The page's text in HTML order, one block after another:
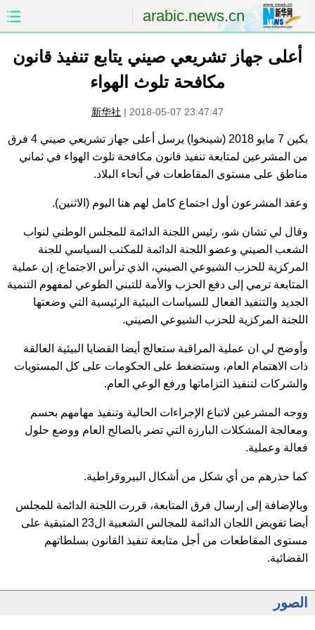
arabic.news.cn
الصين الصفحة الأولى
الشرق الأوسط العالم
العلوم والصحة الثقافة والتعليم
الرياضة السياحة والبيئة
مؤتمر صحفى للخارجية الصور
أعلى جهاز تشريعي صيني يتابع تنفيذ قانون
مكافحة تلوث الهواء
新华社 | 2018-05-07 23:47:47
بكين 7 مايو 2018 (شينخوا) يرسل أعلى جهاز تشريعي صيني 4 فرق
من المشرعين لمتابعة تنفيذ قانون مكافحة تلوث الهواء في ثماني
مناطق على مستوى المقاطعات في أنحاء البلاد.
وعقد المشرعون أول اجتماع كامل لهم هنا اليوم (الاثنين).
وقال لي تشان شو، رئيس اللجنة الدائمة للمجلس الوطني لنواب
الشعب الصيني وعضو اللجنة الدائمة للمكتب السياسي للجنة
المركزية للحزب الشيوعي الصيني، الذي ترأس الاجتماع، إن عملية
المتابعة ترمي إلى دفع الحزب والأمة للتبني الطوعي لمفهوم التنمية
الجديد والتنفيذ الفعال للسياسات البيئية الرئيسية التي وضعتها
اللجنة المركزية للحزب الشيوعي الصيني.
وأوضح لي ان عملية المراقبة ستعالج أيضا القضايا البيئية العالقة
ذات الاهتمام العام، وستضغط على الحكومات على كل المستويات
والشركات لتنفيذ التزاماتها ورفع الوعي العام.
ووجه المشرعين لاتباع الإجراءات الحالية وتنفيذ مهامهم بحسم
ومعالجة المشكلات البارزة التي تضر بالصالح العام ووضع حلول
فعالة وعملية.
كما حذرهم من أي شكل من أشكال البيروقراطية.
وبالإضافة إلى إرسال فرق المتابعة، قررت اللجنة الدائمة للمجلس
أيضا تفويض اللجان الدائمة للمجالس الشعبية ال23 المتبقية على
مستوى المقاطعات من أجل متابعة تنفيذ القانون بسلطاتهم
القضائية.
الصور